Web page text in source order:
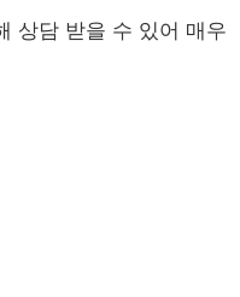
상담 받을 수 있어 매우